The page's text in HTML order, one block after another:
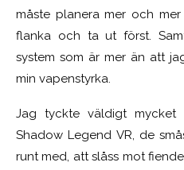
måste planera mer och
flanka och ta ut först.
system som är mer än att
min vapenstyrka.
Jag tyckte väldigt
Shadow Legend VR, de
runt med, att slåss mot